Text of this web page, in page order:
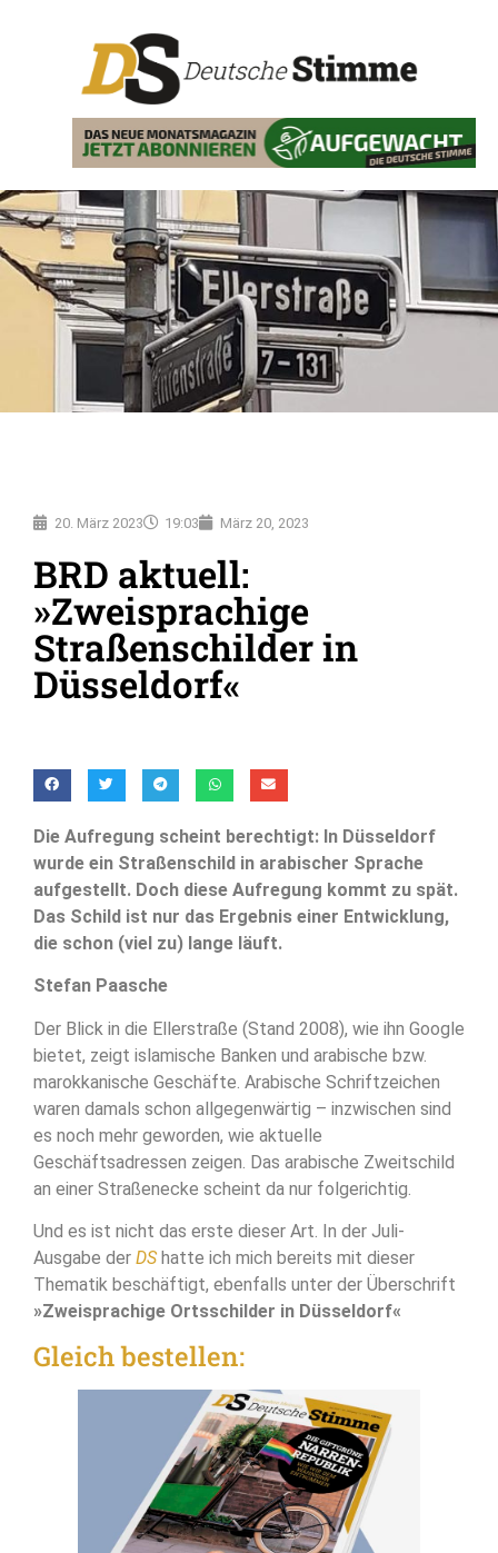
20. März 2023 19:03 März 20, 2023
BRD aktuell:
»Zweisprachige
Straßenschilder in
Düsseldorf«
Die Aufregung scheint berechtigt: In Düsseldorf
wurde ein Straßenschild in arabischer Sprache
aufgestellt. Doch diese Aufregung kommt zu spät.
Das Schild ist nur das Ergebnis einer Entwicklung,
die schon (viel zu) lange läuft.
Stefan Paasche
Der Blick in die Ellerstraße (Stand 2008), wie ihn Google
bietet, zeigt islamische Banken und arabische bzw.
marokkanische Geschäfte. Arabische Schriftzeichen
waren damals schon allgegenwärtig – inzwischen sind
es noch mehr geworden, wie aktuelle
Geschäftsadressen zeigen. Das arabische Zweitschild
an einer Straßenecke scheint da nur folgerichtig.
Und es ist nicht das erste dieser Art. In der Juli-
Ausgabe der DShatte ich mich bereits mit dieser
Thematik beschäftigt, ebenfalls unter der Überschrift
»Zweisprachige Ortsschilder in Düsseldorf«
Gleich bestellen: